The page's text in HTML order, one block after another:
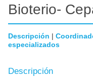
Bioterio-
Descripción |
especializados
Descripción